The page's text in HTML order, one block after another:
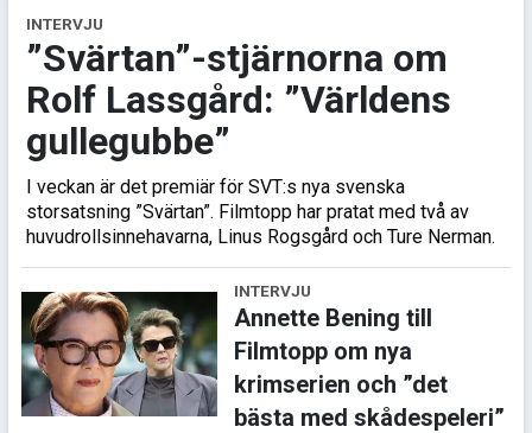
INTERVJU
”Svärtan”-stjärnorna om
Rolf Lassgård: ”Världens
gullegubbe”
I veckan är det premiär för SVT:s nya svenska
storsatsning ”Svärtan”. Filmtopp har pratat med två av
huvudrollsinnehavarna, Linus Rogsgård och Ture Nerman.
INTERVJU
Annette Bening till
Filmtopp om nya
krimserien och ”det
bästa med skådespeleri”